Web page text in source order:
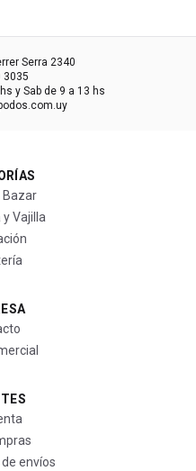
Serra 2340
3035
y Sab de 9 a 13 hs
Bazar
Vajilla
envíos